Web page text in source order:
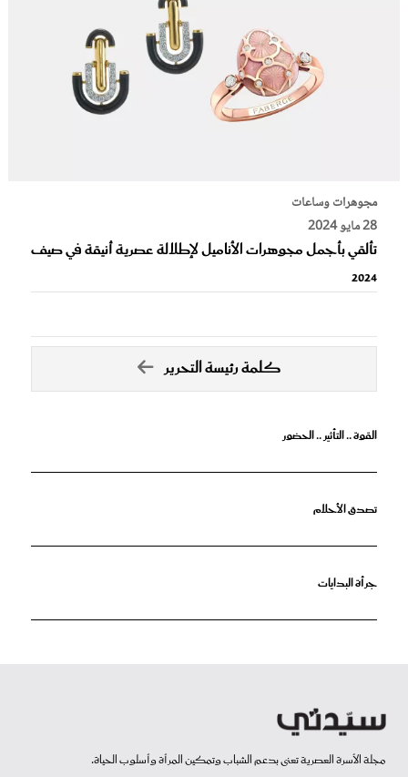
مجوهرات وساعات
28 مايو 2024
تألقي بأجمل مجوهرات الأناميل لإطلالة عصرية أنيقة في صيف
2024
كلمة رئيسة التحرير
القوة .. التأثير .. الحضور
تصدق الأحلام
جرأة البدايات
مجلة الأسرة العصرية تعنى بدعم الشباب وتمكين المرأة وأسلوب الحياة.